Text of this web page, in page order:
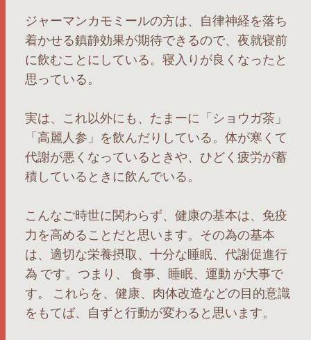
ジャーマンカモミールの方は、自律神経を落ち
着かせる鎮静効果が期待できるので、夜就寝前
に飲むことにしている。寝入りが良くなったと
思っている。
実は、これ以外にも、たまーに「ショウガ茶」
「高麗人参」を飲んだりしている。体が寒くて
代謝が悪くなっているときや、ひどく疲労が蓄
積しているときに飲んでいる。
こんなご時世に関わらず、健康の基本は、免疫
力を高めることだと思います。その為の基本
は、適切な栄養摂取、十分な睡眠、代謝促進行
為 です。つまり、 食事、睡眠、運動 が大事で
す。 これらを、健康、肉体改造などの目的意識
をもてば、自ずと行動が変わると思います。